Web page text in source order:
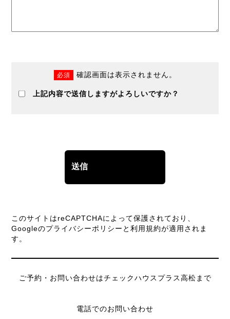
必須 確認画面は表示されません。
上記内容で送信しますがよろしいですか？
このサイトはreCAPTCHAによって保護されており、
Googleのプライバシーポリシー と利用規約が適用されま
す。
ご予約・お問い合わせはチェックハウスプラス高松まで
電話でのお問い合わせ